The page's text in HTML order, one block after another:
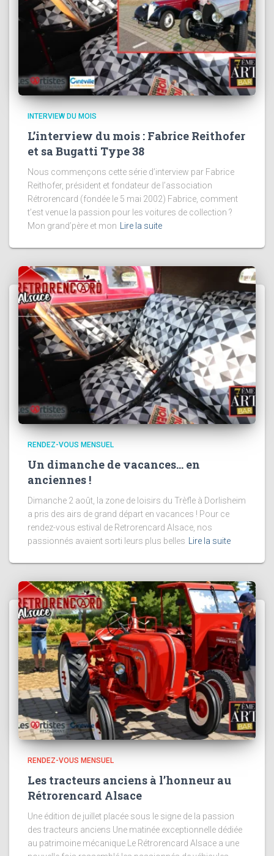
INTERVIEW DU MOIS
L’interview du mois : Fabrice Reithofer
et sa Bugatti Type 38
Nous commençons cette série d’interview par Fabrice
Reithofer, président et fondateur de l’association
Rétrorencard (fondée le 5 mai 2002) Fabrice, comment
t’est venue la passion pour les voitures de collection ?
Mon grand’père et mon
Lire la suite
RENDEZ-VOUS MENSUEL
Un dimanche de vacances… en
anciennes !
Dimanche 2 août, la zone de loisirs du Trèfle à Dorlisheim
a pris des airs de grand départ en vacances ! Pour ce
rendez-vous estival de Retrorencard Alsace, nos
passionnés avaient sorti leurs plus belles Lire la suite
RENDEZ-VOUS MENSUEL
Les tracteurs anciens à l’honneur au
Rétrorencard Alsace
Une édition de juillet placée sous le signe de la passion
des tracteurs anciens Une matinée exceptionnelle dédiée
au patrimoine mécanique Le Rétrorencard Alsace a une